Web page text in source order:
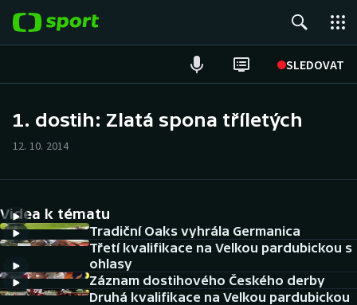
SLEDOVAT
Hokej
Tenis
Atletika
DALŠÍ SPORTY
1. dostih: Zlatá spona tříletých
12. 10. 2014
Videa k tématu
Tradiční Oaks vyhrála Germanica
Třetí kvalifikace na Velkou pardubickou s
ohlasy
Záznam dostihového Českého derby
Druhá kvalifikace na Velkou pardubickou